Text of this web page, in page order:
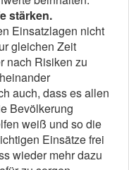
stärken.
Einsatzlagen nicht
gleichen Zeit
nach Risiken zu
auch, dass es allen
Bevölkerung
weiß und so die
Einsätze frei
wieder mehr dazu